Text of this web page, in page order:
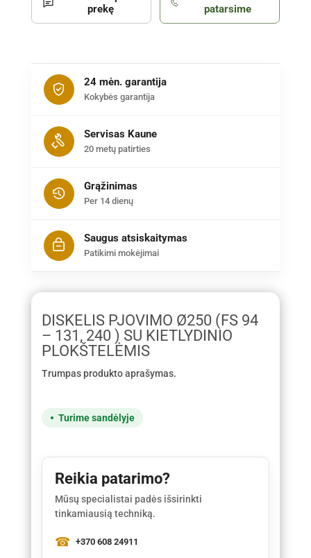
prekę
patarsime
24 mėn. garantija
Kokybės garantija
Servisas Kaune
20 metų patirties
Grąžinimas
Per 14 dienų
Saugus atsiskaitymas
Patikimi mokėjimai
DISKELIS PJOVIMO Ø250 (FS 94
– 131, 240 ) SU KIETLYDINIO
PLOKŠTELĖMIS
Trumpas produkto aprašymas.
Turime sandėlyje
Reikia patarimo?
Mūsų specialistai padės išsirinkti
tinkamiausią techniką.
+370 608 24911